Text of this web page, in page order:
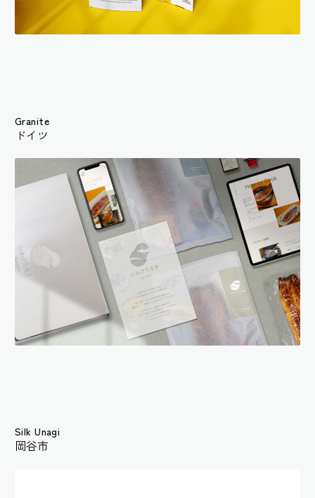
Granite
ドイツ
Silk Unagi
岡谷市